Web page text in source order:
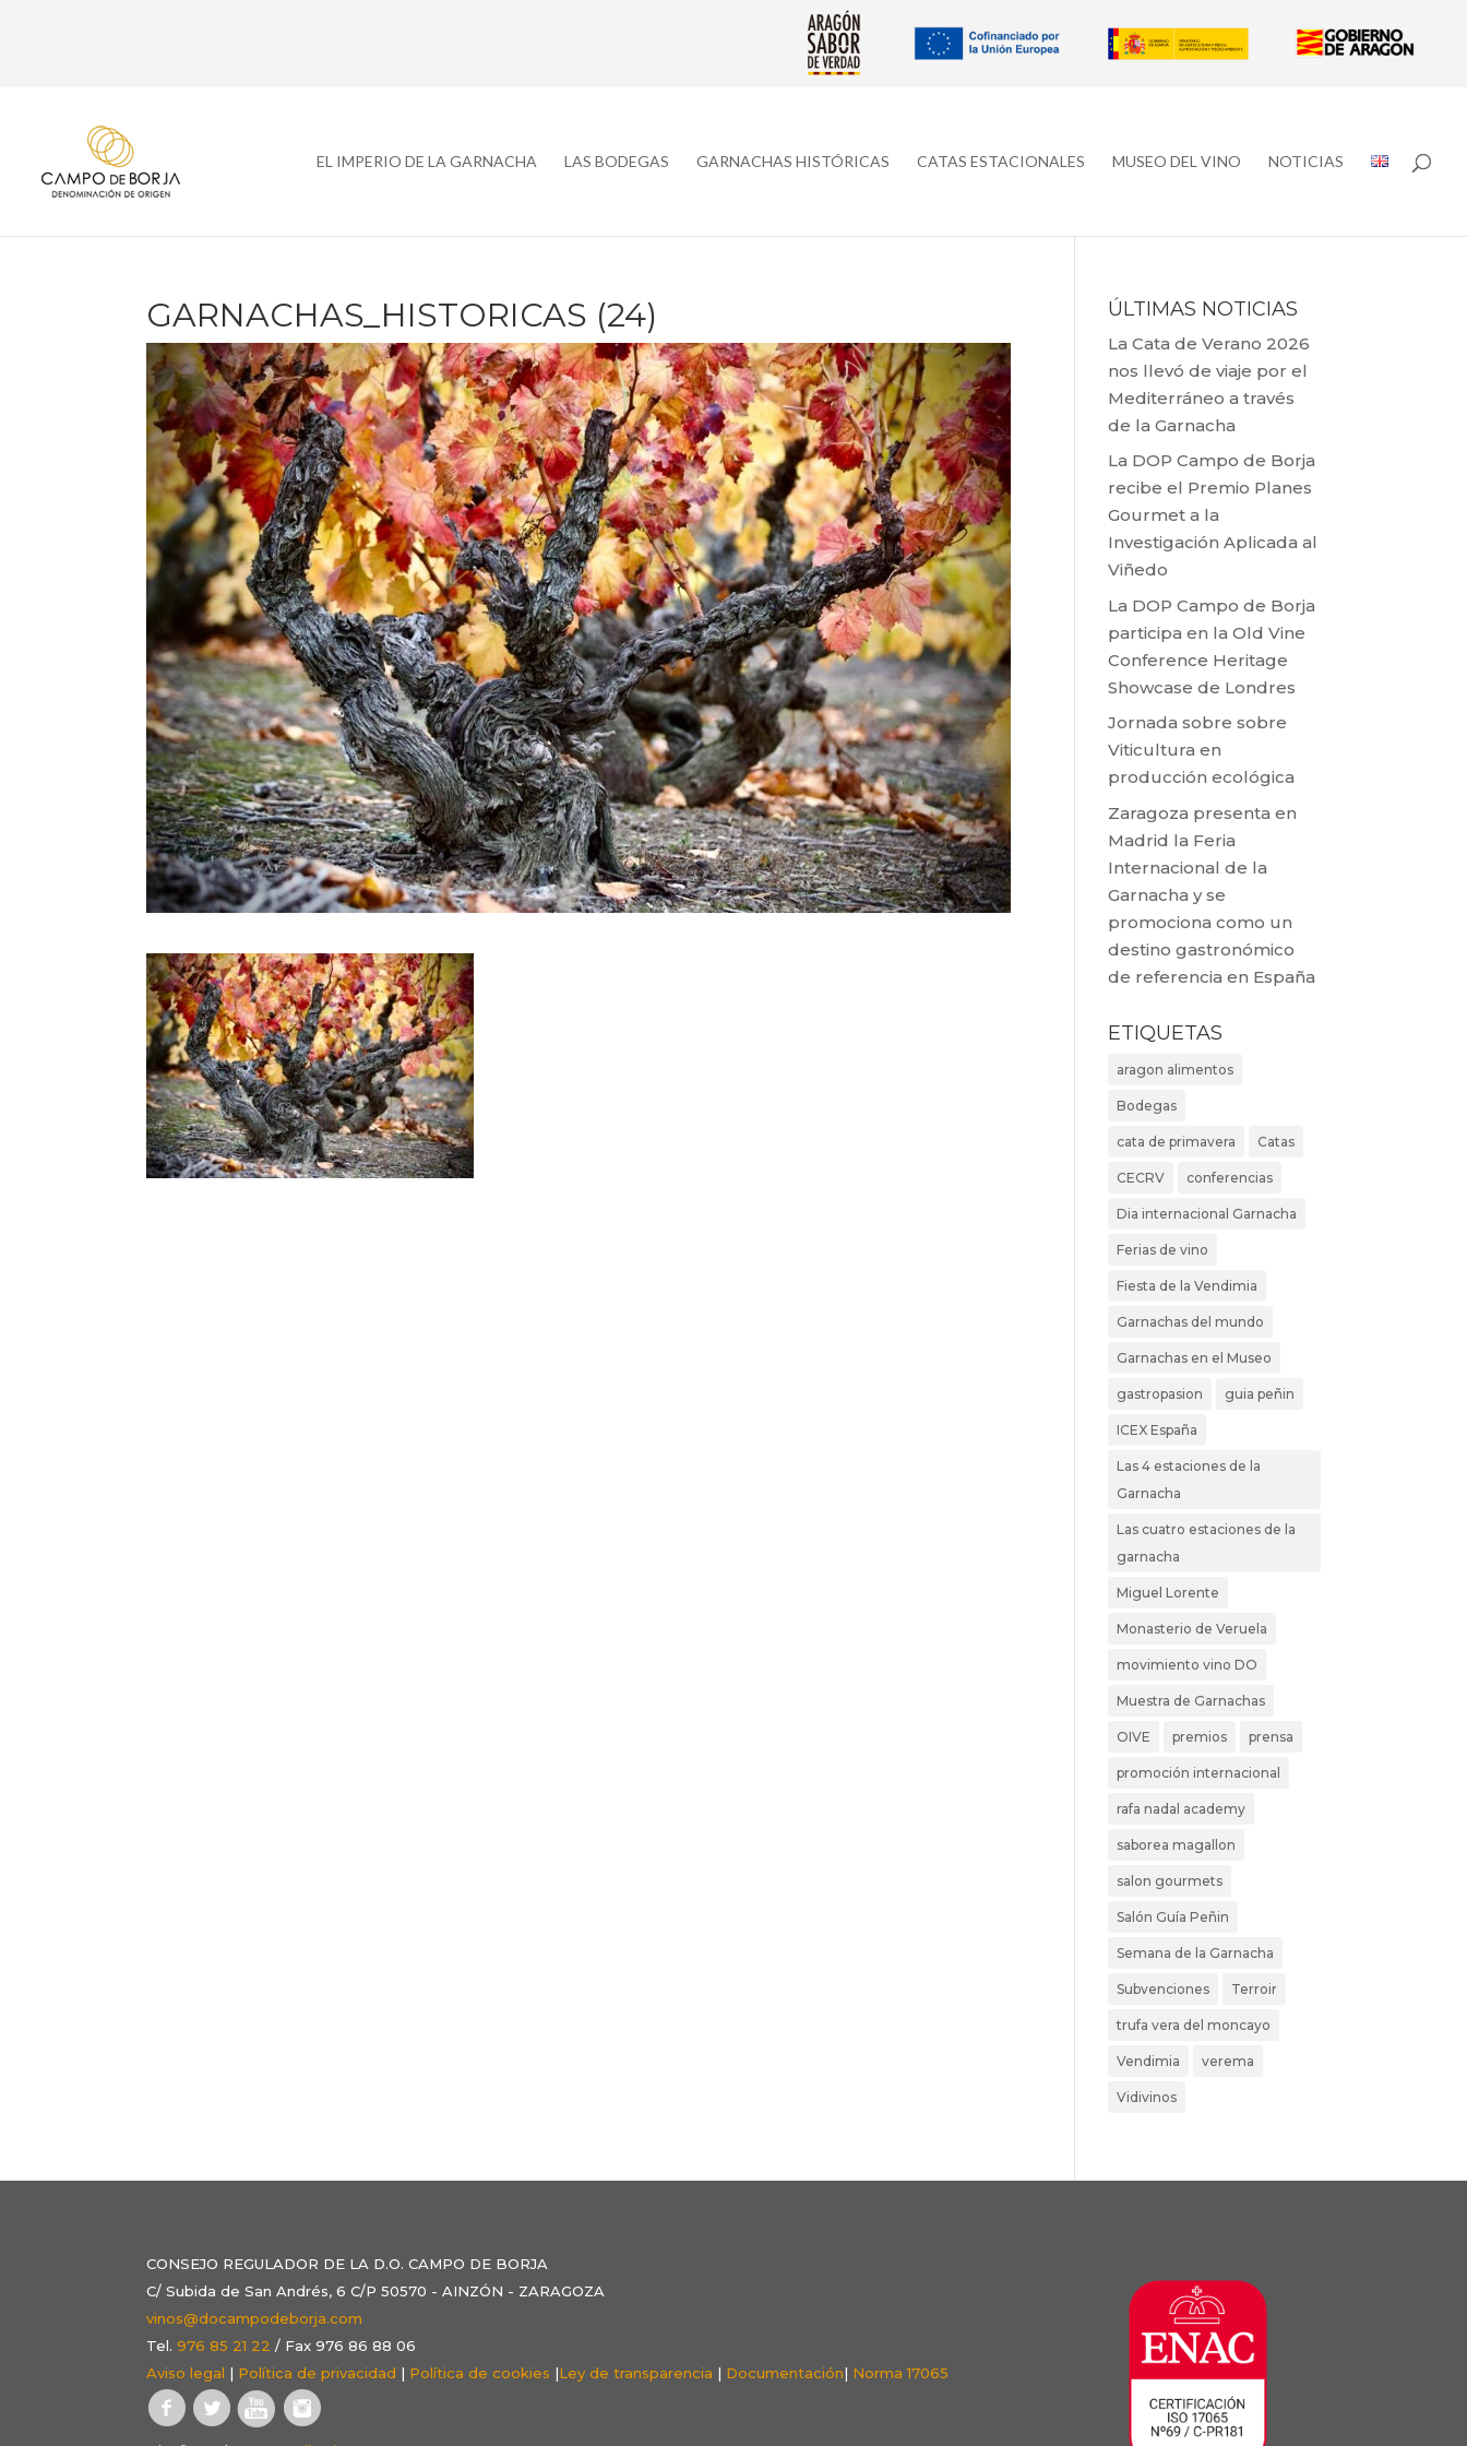
EL IMPERIO DE LA GARNACHA LAS BODEGAS GARNACHAS HISTÓRICAS CATAS ESTACIONALES MUSEO DEL VINO NOTICIAS
GARNACHAS_HISTORICAS (24) ÚLTIMAS NOTICIAS
La Cata de Verano 2026
nos llevó de viaje por el
Mediterráneo a través
de la Garnacha
La DOP Campo de Borja
recibe el Premio Planes
Gourmet a la
Investigación Aplicada al
Viñedo
La DOP Campo de Borja
participa en la Old Vine
Conference Heritage
Showcase de Londres
Jornada sobre sobre
Viticultura en
producción ecológica
Zaragoza presenta en
Madrid la Feria
Internacional de la
Garnacha y se
promociona como un
destino gastronómico
de referencia en España
ETIQUETAS
aragon alimentos
Bodegas
cata de primavera Catas
CECRV conferencias
Dia internacional Garnacha
Ferias de vino
Fiesta de la Vendimia
Garnachas del mundo
Garnachas en el Museo
gastropasion guia peñin
ICEX España
Las 4 estaciones de la
Garnacha
Las cuatro estaciones de la
garnacha
Miguel Lorente
Monasterio de Veruela
movimiento vino DO
Muestra de Garnachas
OIVE premios prensa
promoción internacional
rafa nadal academy
saborea magallon
salon gourmets
Salón Guía Peñin
Semana de la Garnacha
Subvenciones Terroir
trufa vera del moncayo
Vendimia verema
Vidivinos
CONSEJO REGULADOR DE LA D.O. CAMPO DE BORJA
C/ Subida de San Andrés, 6 C/P 50570 - AINZÓN - ZARAGOZA
vinos@docampodeborja.com
Tel.976 85 21 22 / Fax 976 86 88 06
Aviso legal | Política de privacidad | Política de cookies |Ley de transparencia | Documentación| Norma 17065